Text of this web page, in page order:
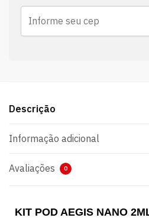
Descrição
Informação adicional
Avaliações 0
KIT POD AEGIS NANO